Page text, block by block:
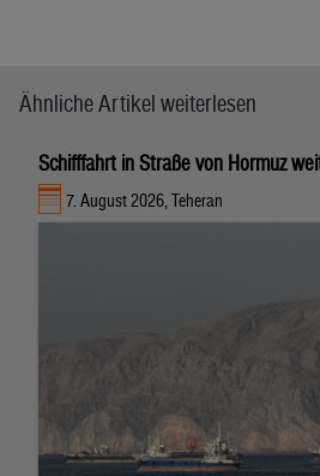
Ähnliche Artikel weiterlesen
Schifffahrt in Straße von Hormuz
7. August 2026, Teheran